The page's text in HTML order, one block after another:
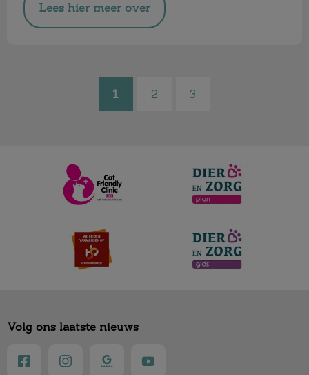
Lees hier meer over
1 2 3
Volg ons laatste nieuws